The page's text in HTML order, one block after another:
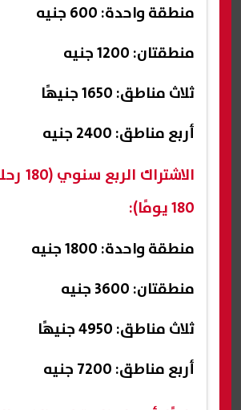
منطقة واحدة: 600 جنيه
منطقتان: 1200 جنيه
ثلاث مناطق: 1650 جنيهًا
أربع مناطق: 2400 جنيه
180 يومًا):
منطقة واحدة: 1800 جنيه
منطقتان: 3600 جنيه
ثلاث مناطق: 4950 جنيهًا
أربع مناطق: 7200 جنيه